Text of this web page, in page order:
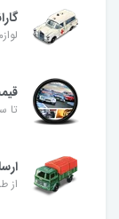
تا سقف
از